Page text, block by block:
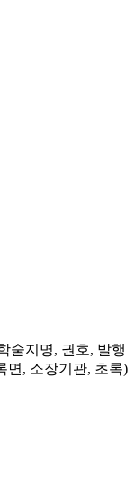
술지명, 권호, 발행
면, 소장기관, 초록)